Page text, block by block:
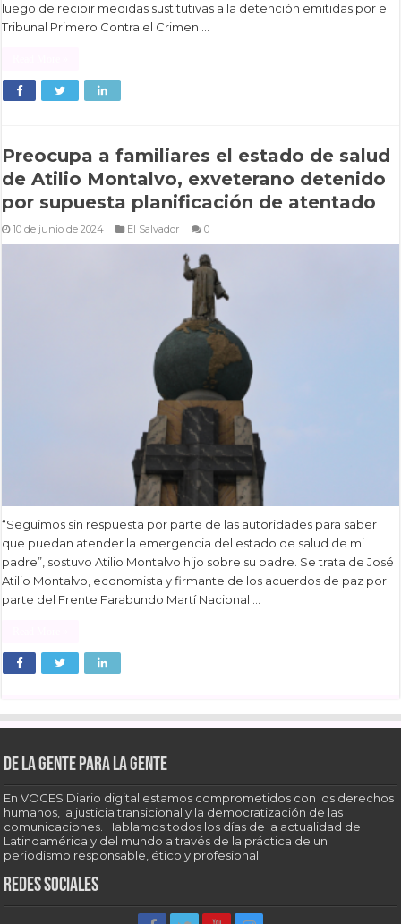
luego de recibir medidas sustitutivas a la detención emitidas por el
Tribunal Primero Contra el Crimen …
Preocupa a familiares el estado de salud
de Atilio Montalvo, exveterano detenido
por supuesta planificación de atentado
10 de junio de 2024 El Salvador 0
“Seguimos sin respuesta por parte de las autoridades para saber
que puedan atender la emergencia del estado de salud de mi
padre”, sostuvo Atilio Montalvo hijo sobre su padre. Se trata de José
Atilio Montalvo, economista y firmante de los acuerdos de paz por
parte del Frente Farabundo Martí Nacional …
De la gente para la gente
En VOCES Diario digital estamos comprometidos con los derechos
humanos, la justicia transicional y la democratización de las
comunicaciones. Hablamos todos los días de la actualidad de
Latinoamérica y del mundo a través de la práctica de un
periodismo responsable, ético y profesional.
Redes sociales